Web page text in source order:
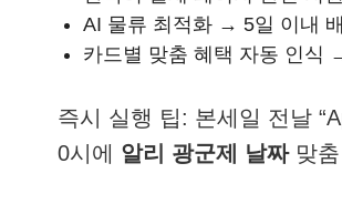
AI 물류 최적화 → 5일 이내
카드별 맞춤 혜택 자동 인식
즉시 실행 팁: 본세일 전날
0시에 알리 광군제 날짜맞춤